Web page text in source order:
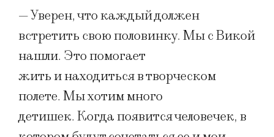
— Уверен, что каждый должен
встретить свою половинку. Мы с Викой
нашли. Это помогает
жить и находиться в творческом
полете. Мы хотим много
детишек. Когда появится человечек, в